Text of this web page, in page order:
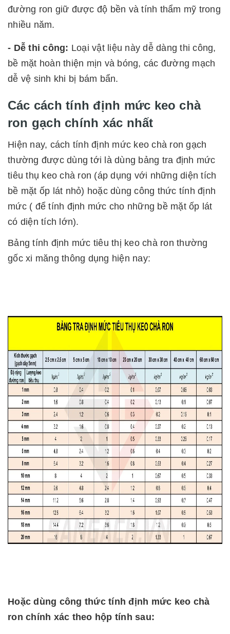
đường ron giữ được độ bền và tính thẩm mỹ trong
nhiều năm.
- Dễ thi công: Loại vật liệu này dễ dàng thi công,
bề mặt hoàn thiện mịn và bóng, các đường mạch
dễ vệ sinh khi bị bám bẩn.
Các cách tính định mức keo chà
ron gạch chính xác nhất
Hiện nay, cách tính định mức keo chà ron gạch
thường được dùng tới là dùng bảng tra định mức
tiêu thụ keo chà ron (áp dụng với những diện tích
bề mặt ốp lát nhỏ) hoặc dùng công thức tính định
mức ( để tính định mức cho những bề mặt ốp lát
có diện tích lớn).
Bảng tính định mức tiêu thị keo chà ron thường
gốc xi măng thông dụng hiện nay:
Hoặc dùng công thức tính định mức keo chà
ron chính xác theo hộp tính sau: